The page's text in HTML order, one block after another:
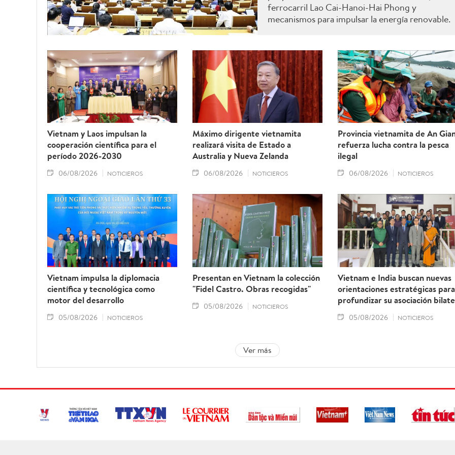
ferrocarril Lao Cai-Hanoi-Hai Phong y
mecanismos para impulsar la energía renovable.
Vietnam y Laos impulsan la
cooperación científica para el
período 2026-2030
06/08/2026 NOTICIEROS
Máximo dirigente vietnamita
realizará visita de Estado a
Australia y Nueva Zelanda
06/08/2026 NOTICIEROS
Provincia vietnamita de An
refuerza lucha contra la pesca
ilegal
06/08/2026 NOTICIEROS
Vietnam impulsa la diplomacia
científica y tecnológica como
motor del desarrollo
05/08/2026 NOTICIEROS
Presentan en Vietnam la colección
"Fidel Castro. Obras recogidas"
05/08/2026 NOTICIEROS
Vietnam e India buscan nuevas
orientaciones estratégicas para
profundizar su asociación
05/08/2026 NOTICIEROS
Ver más